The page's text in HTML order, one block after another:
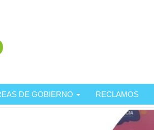
DE GOBIERNO RECLAMOS